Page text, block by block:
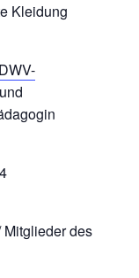
Kleidung
Mitglieder des